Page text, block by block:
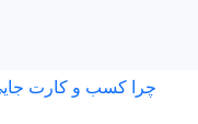
چرا کسب و کارت